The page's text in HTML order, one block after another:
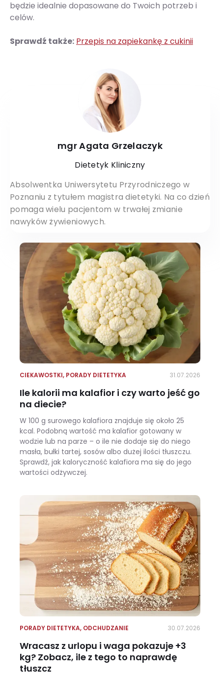
będzie idealnie dopasowane do Twoich potrzeb i
celów.
Sprawdź także: Przepis na zapiekankę z cukinii
mgr Agata Grzelaczyk
Dietetyk Kliniczny
Absolwentka Uniwersytetu Przyrodniczego w
Poznaniu z tytułem magistra dietetyki. Na co dzień
pomaga wielu pacjentom w trwałej zmianie
nawyków żywieniowych.
CIEKAWOSTKI, PORADY DIETETYKA 31.07.2026
Ile kalorii ma kalafior i czy warto jeść go
na diecie?
W 100 g surowego kalafiora znajduje się około 25
kcal. Podobną wartość ma kalafior gotowany w
wodzie lub na parze – o ile nie dodaje się do niego
masła, bułki tartej, sosów albo dużej ilości tłuszczu.
Sprawdź, jak kaloryczność kalafiora ma się do jego
wartości odżywczej.
PORADY DIETETYKA, ODCHUDZANIE 30.07.2026
Wracasz z urlopu i waga pokazuje +3
kg? Zobacz, ile z tego to naprawdę
tłuszcz